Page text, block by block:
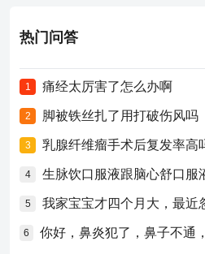
热门问答
1 痛经太厉害了怎么办啊
2 脚被铁丝扎了用打破伤风吗
3 乳腺纤维瘤手术后复发率高
4 生脉饮口服液跟脑心舒口服
5 我家宝宝才四个月大，最近
6